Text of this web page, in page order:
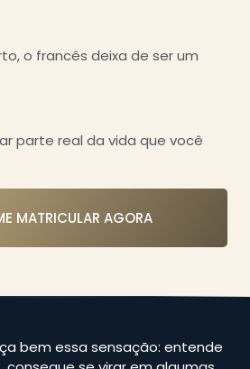
o francês deixa de ser um
parte real da vida que você
MATRICULAR AGORA
bem essa sensação: entende